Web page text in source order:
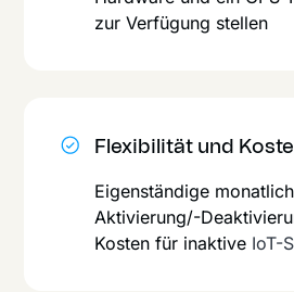
zur Verfügung stellen
Flexibilität und
Eigenständige
Aktivierung/-
Kosten für inaktive IoT-